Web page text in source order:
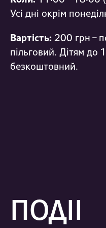
Усі дні окрім
Вартість: 200 грн –
пільговий. Дітям до
безкоштовний.
ПОДІЇ